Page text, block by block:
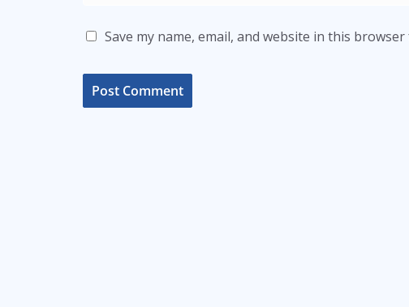
Save my name, email, and website in this